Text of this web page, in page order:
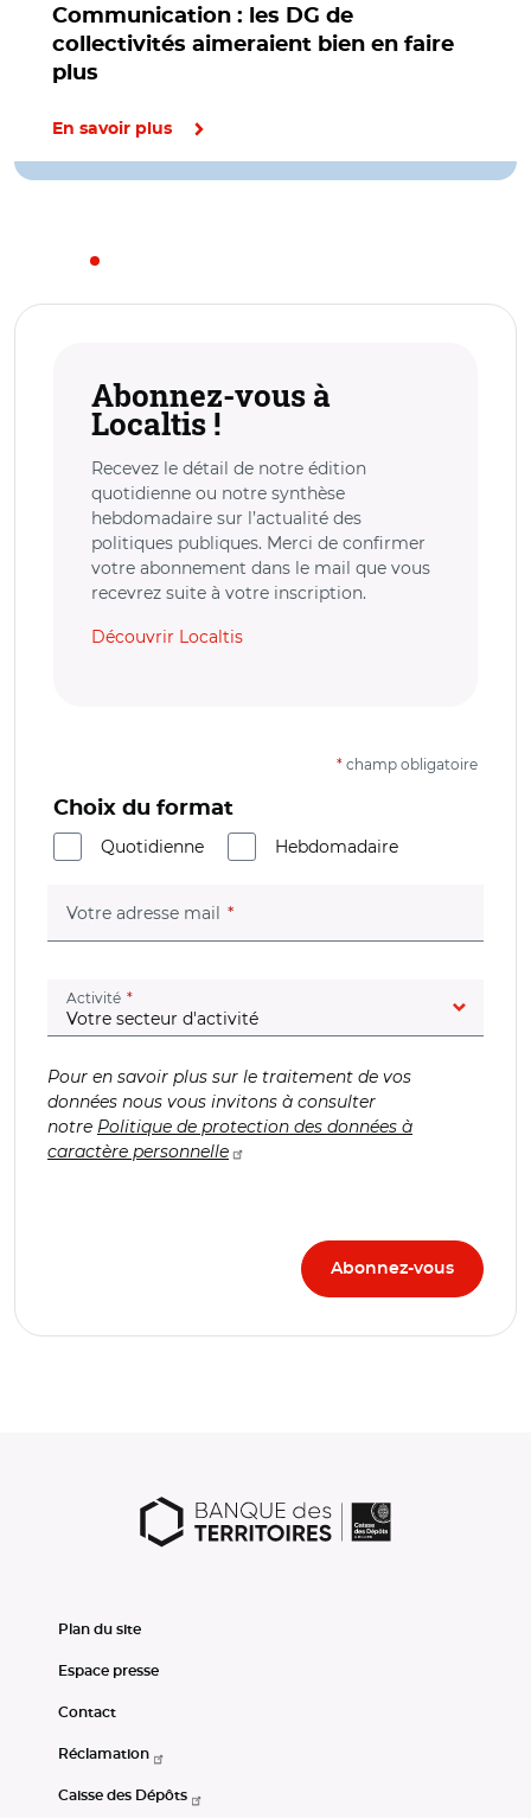
Communication : les DG de
collectivités aimeraient bien en faire
plus
En savoir plus
Abonnez-vous à
Localtis !
Recevez le détail de notre édition
quotidienne ou notre synthèse
hebdomadaire sur l’actualité des
politiques publiques. Merci de confirmer
votre abonnement dans le mail que vous
recevrez suite à votre inscription.
Découvrir Localtis
* champ obligatoire
Choix du format
Quotidienne
Hebdomadaire
Votre adresse mail (champ obligatoire)
Activité (champ obligatoire)
Pour en savoir plus sur le traitement de vos
données nous vous invitons à consulter
notre Politique de protection des données à
caractère personnelle
Plan du site
Espace presse
Contact
Réclamation
Caisse des Dépôts